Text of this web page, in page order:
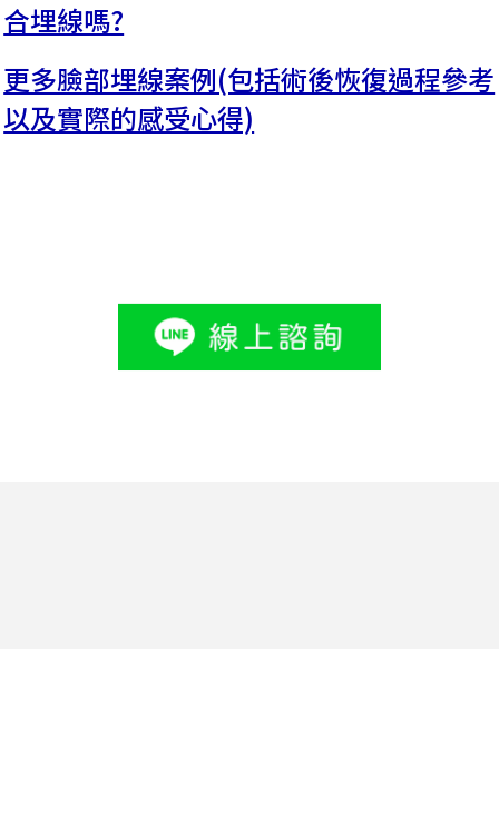
合埋線嗎?
更多臉部埋線案例(包括術後恢復過程參考
以及實際的感受心得)